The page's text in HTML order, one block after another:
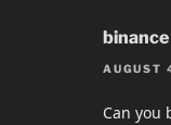
AUGUST
Can you